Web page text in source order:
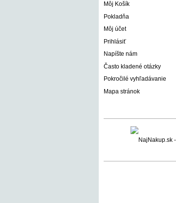
Môj Košík
Pokladňa
Môj účet
Prihlásiť
Napíšte nám
Často kladené otázky
Pokročilé vyhľadávanie
Mapa stránok